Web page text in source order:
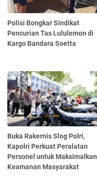
Polisi Bongkar Sindikat
Pencurian Tas Lululemon di
Kargo Bandara Soetta
Buka Rakernis Slog Polri,
Kapolri Perkuat Peralatan
Personel untuk Maksimalkan
Keamanan Masyarakat